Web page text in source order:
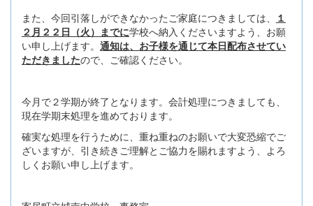
また、今回引落しができなかったご家庭につきましては、
１
２月２２日（火）までに学校へ納入くださいますよう、お願
い申し上げます。 通知は、お子様を通じて本日配布させてい
ただきましたので、ご確認ください。
今月で２学期が終了となります。会計処理につきましても、
現在学期末処理を進めております。
確実な処理を行うために、重ね重ねのお願いで大変恐縮でご
ざいますが、引き続きご理解とご協力を賜れますよう、よろ
しくお願い申し上げます。